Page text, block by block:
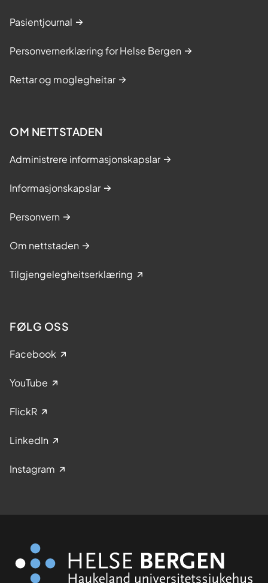
Pasientjournal
Personvernerklæring for Helse Bergen
Rettar og moglegheitar
OM NETTSTADEN
Administrere informasjonskapslar
Informasjonskapslar
Personvern
Om nettstaden
Tilgjengelegheitserklæring
FØLG OSS
Facebook
YouTube
FlickR
LinkedIn
Instagram